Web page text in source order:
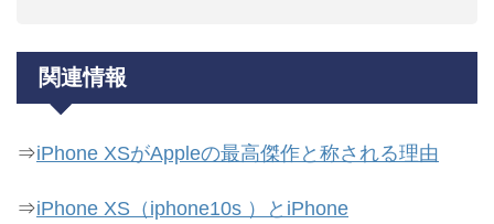
関連情報
⇒iPhone XSがAppleの最高傑作と称される理由
⇒iPhone XS（iphone10s ）とiPhone